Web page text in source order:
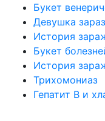
Букет
Девушка
История
Букет
История
Трихомониаз
Гепатит В и